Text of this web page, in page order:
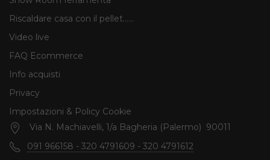
Riscaldare casa con il pellet......
Video live
FAQ Ecommerce
Info acquisti
Privacy
Impostazioni & Policy Cookie
Via N. Machiavelli, 1/a Bagheria (Palermo) 90011
091 966158 - 320 4791609 - 320 4791612